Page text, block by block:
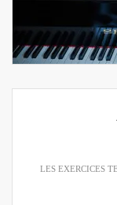
LES EXERCICES